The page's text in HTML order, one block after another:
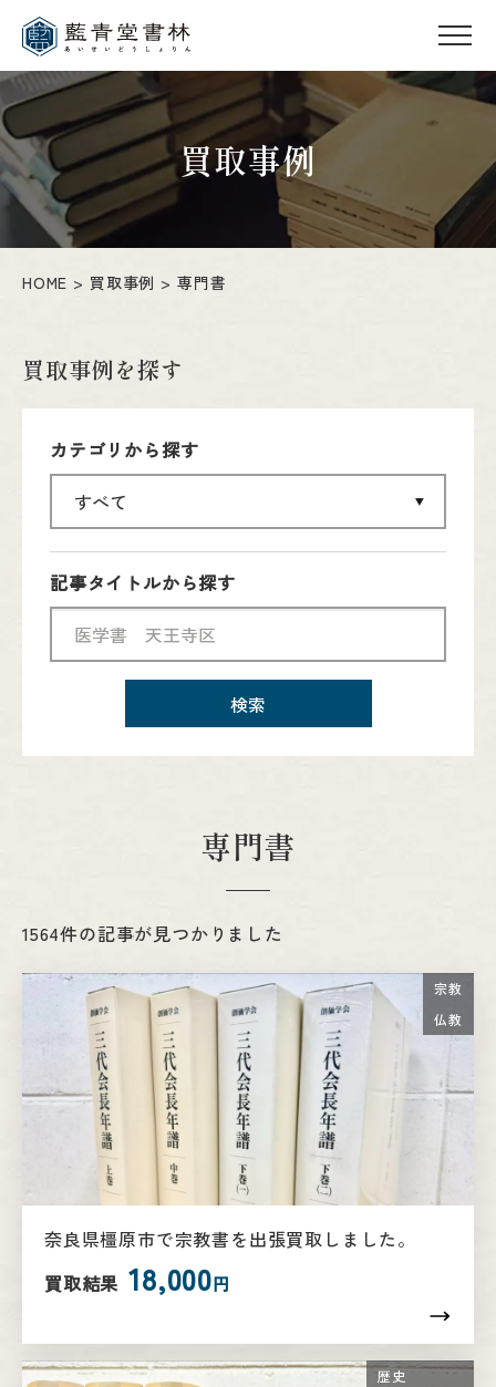
買取事例
HOME 買取事例 専門書
買取事例を探す
カテゴリから探す
記事タイトルから探す
検索
専門書
1564件の記事が見つかりました
宗教
仏教
奈良県橿原市で宗教書を出張買取しました。
買取結果 18,000円
歴史